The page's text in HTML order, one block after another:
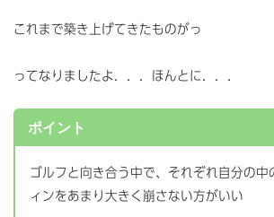
これまで築き上げてきたものがっ
ってなりましたよ．．．ほんとに．．．
ポイント
ゴルフと向き合う中で、それぞれ自分の中
ィンをあまり大きく崩さない方がいい